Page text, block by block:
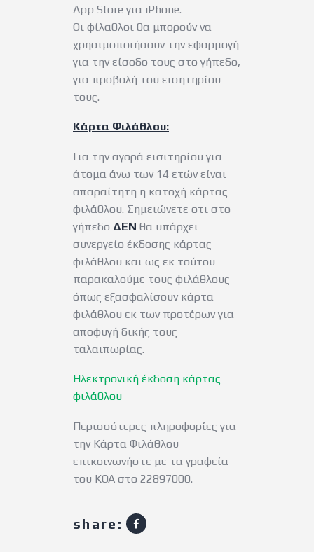
App Store για iPhone.
Οι φίλαθλοι θα μπορούν να
χρησιμοποιήσουν την εφαρμογή
για την είσοδο τους στο γήπεδο,
για προβολή του εισητηρίου
τους.
Κάρτα Φιλάθλου:
Για την αγορά εισιτηρίου για
άτομα άνω των 14 ετών είναι
απαραίτητη η κατοχή κάρτας
φιλάθλου. Σημειώνετε οτι στο
γήπεδο ΔΕΝ θα υπάρχει
συνεργείο έκδοσης κάρτας
φιλάθλου και ως εκ τούτου
παρακαλούμε τους φιλάθλους
όπως εξασφαλίσουν κάρτα
φιλάθλου εκ των προτέρων για
αποφυγή δικής τους
ταλαιπωρίας.
Ηλεκτρονική έκδοση κάρτας
φιλάθλου
Περισσότερες πληροφορίες για
την Κάρτα Φιλάθλου
επικοινωνήστε με τα γραφεία
του ΚΟΑ στο 22897000.
share: